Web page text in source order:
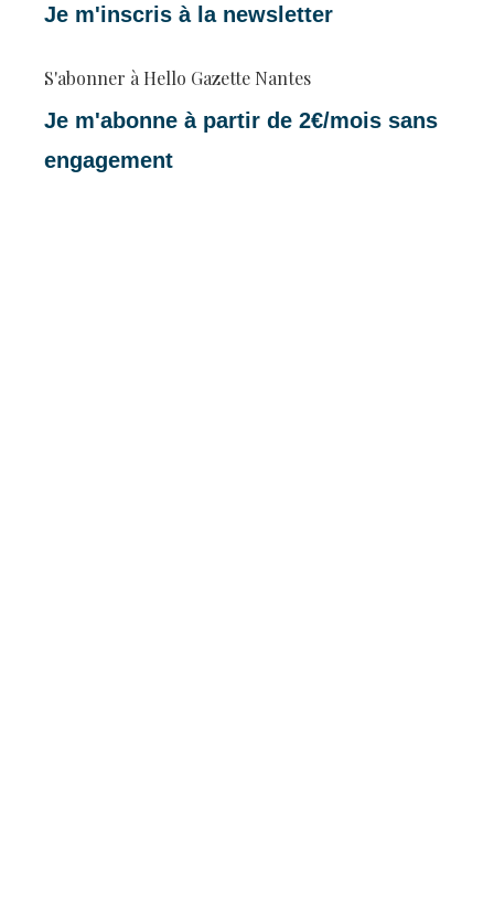
Je m'inscris à la newsletter
S'abonner à Hello Gazette Nantes
Je m'abonne à partir de 2€/mois sans
engagement